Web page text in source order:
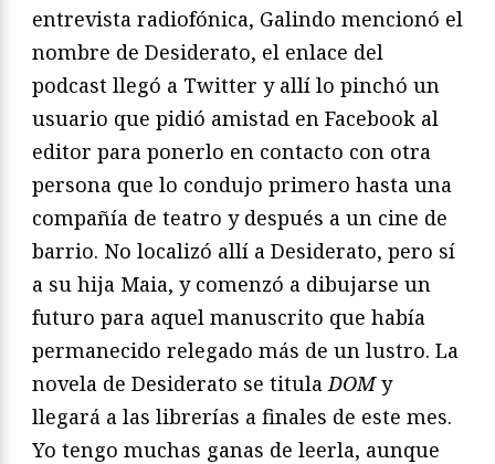
entrevista radiofónica, Galindo mencionó el
nombre de Desiderato, el enlace del
podcast llegó a Twitter y allí lo pinchó un
usuario que pidió amistad en Facebook al
editor para ponerlo en contacto con otra
persona que lo condujo primero hasta una
compañía de teatro y después a un cine de
barrio. No localizó allí a Desiderato, pero sí
a su hija Maia, y comenzó a dibujarse un
futuro para aquel manuscrito que había
permanecido relegado más de un lustro. La
novela de Desiderato se titula DOMy
llegará a las librerías a finales de este mes.
Yo tengo muchas ganas de leerla, aunque